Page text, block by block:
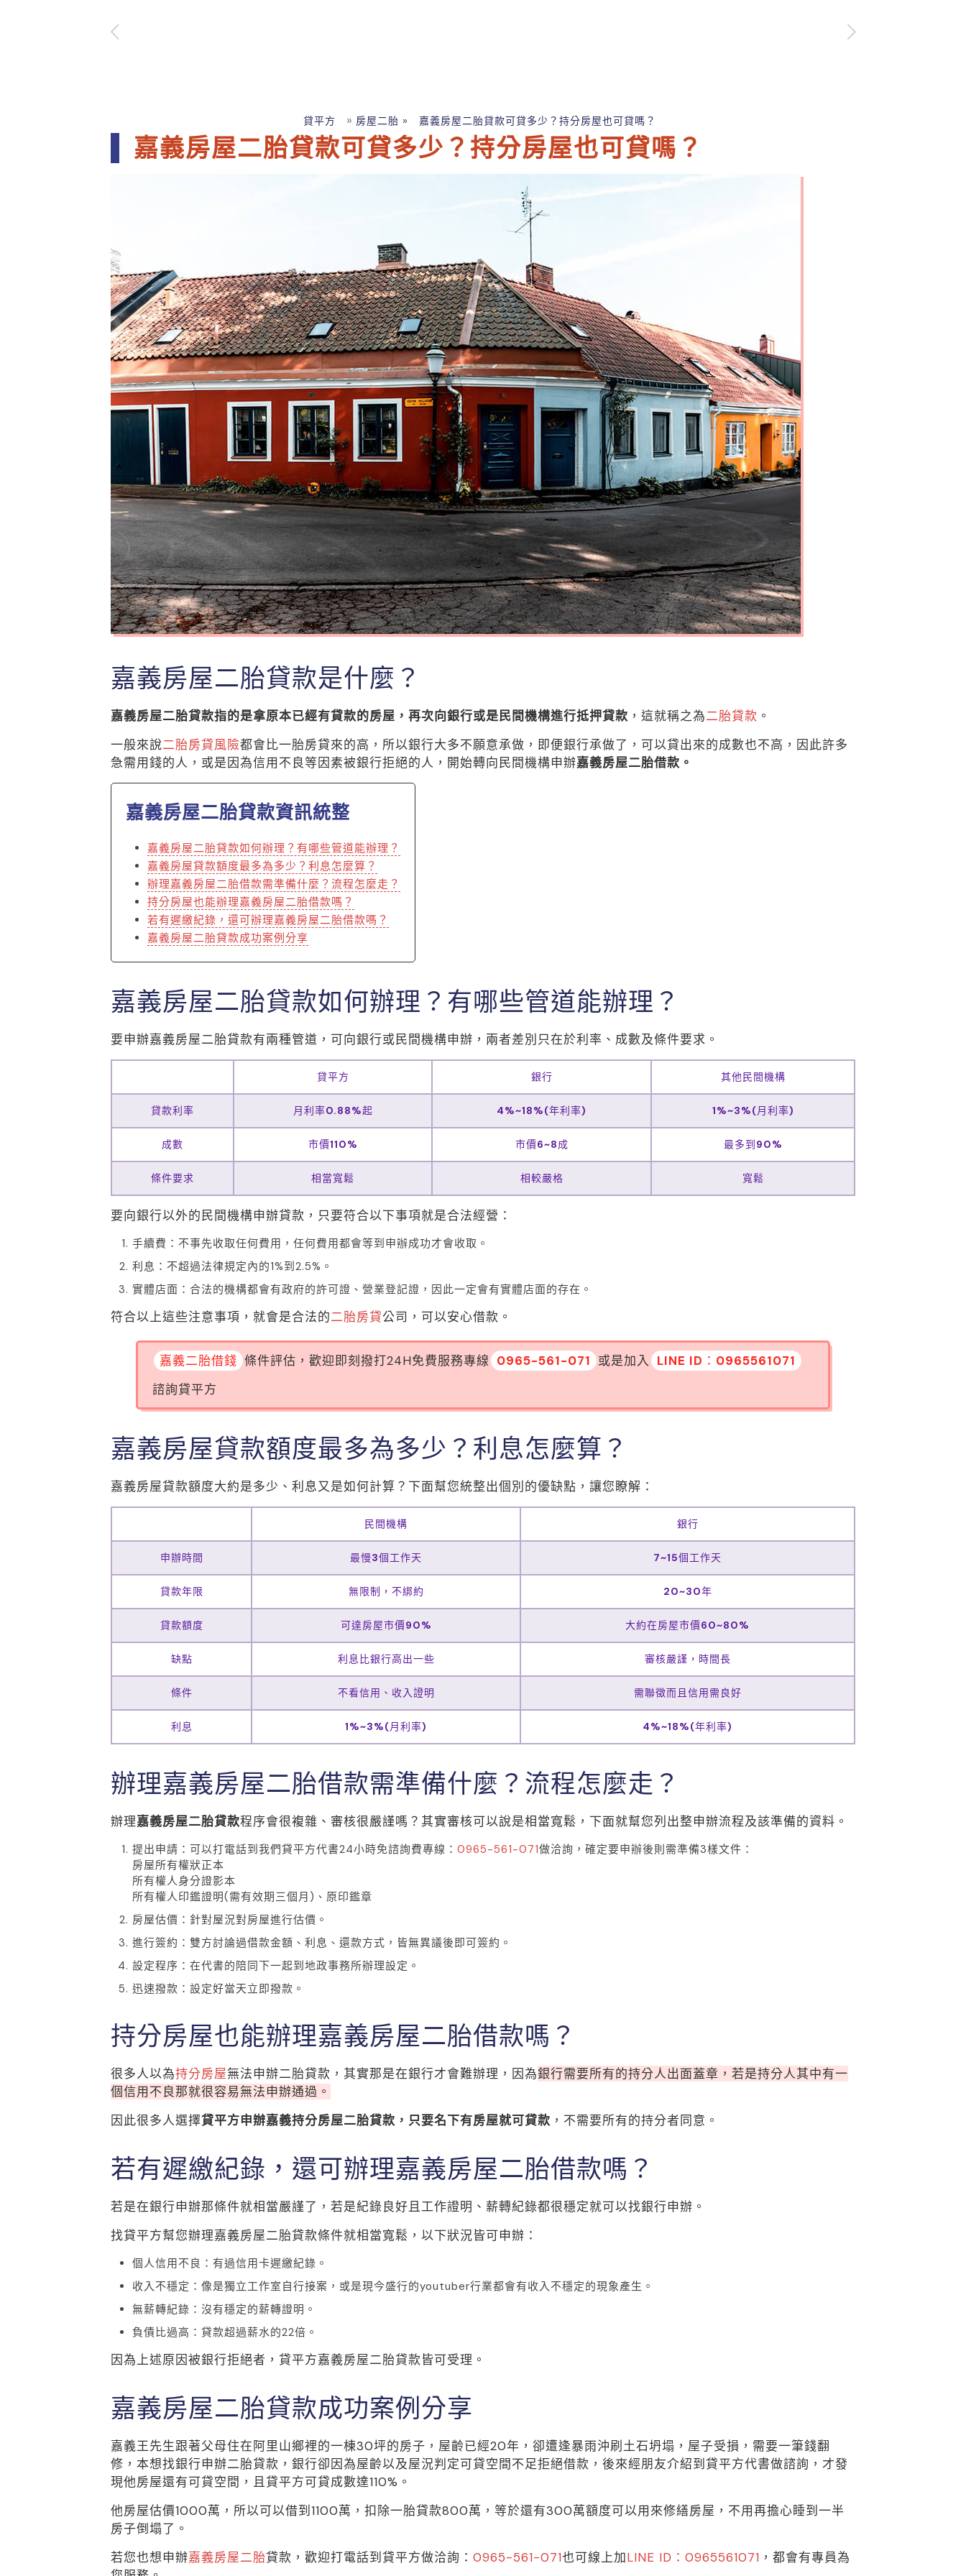
貸平方 » 房屋二胎 » 嘉義房屋二胎貸款可貸多少？持分房屋也可貸嗎？
嘉義房屋二胎貸款可貸多少？持分房屋也可貸嗎？
嘉義房屋二胎貸款是什麼？
嘉義房屋二胎貸款指的是拿原本已經有貸款的房屋，再次向銀行或是民間機構進行抵押貸款 ，這就稱之為二胎貸款 。
一般來說二胎房貸風險都會比一胎房貸來的高，所以銀行大多不願意承做，即便銀行承做了，可以貸出來的成數也不高，因此許多
急需用錢的人，或是因為信用不良等因素被銀行拒絕的人，開始轉向民間機構申辦嘉義房屋二胎借款。
嘉義房屋二胎貸款資訊統整
嘉義房屋二胎貸款如何辦理？有哪些管道能辦理？
嘉義房屋貸款額度最多為多少？利息怎麼算？
辦理嘉義房屋二胎借款需準備什麼？流程怎麼走？
持分房屋也能辦理嘉義房屋二胎借款嗎？
若有遲繳紀錄，還可辦理嘉義房屋二胎借款嗎？
嘉義房屋二胎貸款成功案例分享
嘉義房屋二胎貸款如何辦理？有哪些管道能辦理？
要申辦嘉義房屋二胎貸款有兩種管道，可向銀行或民間機構申辦，兩者差別只在於利率、成數及條件要求。
貸平方 銀行 其他民間機構
貸款利率 月利率0.88%起 4%~18%(年利率) 1%~3%(月利率)
成數 市價110% 市價6~8成 最多到90%
條件要求 相當寬鬆 相較嚴格 寬鬆
要向銀行以外的民間機構申辦貸款，只要符合以下事項就是合法經營：
手續費：不事先收取任何費用，任何費用都會等到申辦成功才會收取。
利息：不超過法律規定內的1%到2.5%。
實體店面：合法的機構都會有政府的許可證、營業登記證，因此一定會有實體店面的存在。
符合以上這些注意事項，就會是合法的二胎房貸公司，可以安心借款。
嘉義二胎借錢 條件評估，歡迎即刻撥打24H免費服務專線 0965-561-071 或是加入 LINE ID：0965561071
諮詢貸平方
嘉義房屋貸款額度最多為多少？利息怎麼算？
嘉義房屋貸款額度大約是多少、利息又是如何計算？下面幫您統整出個別的優缺點，讓您瞭解：
民間機構 銀行
申辦時間 最慢3個工作天 7~15個工作天
貸款年限 無限制，不綁約 20~30年
貸款額度 可達房屋市價90% 大約在房屋市價60~80%
缺點 利息比銀行高出一些 審核嚴謹，時間長
條件 不看信用、收入證明 需聯徵而且信用需良好
利息 1%~3%(月利率) 4%~18%(年利率)
辦理嘉義房屋二胎借款需準備什麼？流程怎麼走？
辦理嘉義房屋二胎貸款程序會很複雜、審核很嚴謹嗎？其實審核可以說是相當寬鬆，下面就幫您列出整申辦流程及該準備的資料。
提出申請：可以打電話到我們貸平方代書24小時免諮詢費專線： 0965-561-071做洽詢，確定要申辦後則需準備3樣文件：
房屋所有權狀正本
所有權人身分證影本
所有權人印鑑證明(需有效期三個月)、原印鑑章
房屋估價：針對屋況對房屋進行估價。
進行簽約：雙方討論過借款金額、利息、還款方式，皆無異議後即可簽約。
設定程序：在代書的陪同下一起到地政事務所辦理設定。
迅速撥款：設定好當天立即撥款。
持分房屋也能辦理嘉義房屋二胎借款嗎？
很多人以為持分房屋無法申辦二胎貸款，其實那是在銀行才會難辦理，因為銀行需要所有的持分人出面蓋章，若是持分人其中有一
個信用不良那就很容易無法申辦通過。
因此很多人選擇貸平方申辦嘉義持分房屋二胎貸款，只要名下有房屋就可貸款 ，不需要所有的持分者同意。
若有遲繳紀錄，還可辦理嘉義房屋二胎借款嗎？
若是在銀行申辦那條件就相當嚴謹了，若是紀錄良好且工作證明、薪轉紀錄都很穩定就可以找銀行申辦。
找貸平方幫您辦理嘉義房屋二胎貸款條件就相當寬鬆，以下狀況皆可申辦：
個人信用不良：有過信用卡遲繳紀錄。
收入不穩定：像是獨立工作室自行接案，或是現今盛行的youtuber行業都會有收入不穩定的現象產生。
無薪轉紀錄：沒有穩定的薪轉證明。
負債比過高：貸款超過薪水的22倍。
因為上述原因被銀行拒絕者，貸平方嘉義房屋二胎貸款皆可受理。
嘉義房屋二胎貸款成功案例分享
嘉義王先生跟著父母住在阿里山鄉裡的一棟30坪的房子，屋齡已經20年，卻遭逢暴雨沖刷土石坍塌，屋子受損，需要一筆錢翻
修，本想找銀行申辦二胎貸款，銀行卻因為屋齡以及屋況判定可貸空間不足拒絕借款，後來經朋友介紹到貸平方代書做諮詢，才發
現他房屋還有可貸空間，且貸平方可貸成數達110%。
他房屋估價1000萬，所以可以借到1100萬，扣除一胎貸款800萬，等於還有300萬額度可以用來修繕房屋，不用再擔心睡到一半
房子倒塌了。
若您也想申辦嘉義房屋二胎貸款，歡迎打電話到貸平方做洽詢： 0965-561-071也可線上加LINE ID：0965561071 ，都會有專員為